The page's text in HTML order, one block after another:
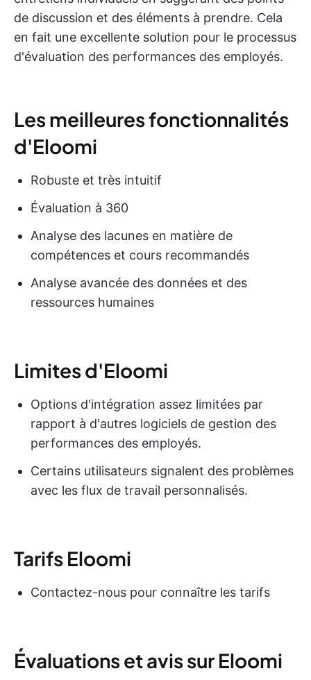
de discussion et des éléments à prendre. Cela
en fait une excellente solution pour le processus
d'évaluation des performances des employés.
Les meilleures fonctionnalités
d'Eloomi
Robuste et très intuitif
Évaluation à 360
Analyse des lacunes en matière de
compétences et cours recommandés
Analyse avancée des données et des
ressources humaines
Limites d'Eloomi
Options d'intégration assez limitées par
rapport à d'autres logiciels de gestion des
performances des employés.
Certains utilisateurs signalent des problèmes
avec les flux de travail personnalisés.
Tarifs Eloomi
Contactez-nous pour connaître les tarifs
Évaluations et avis sur Eloomi